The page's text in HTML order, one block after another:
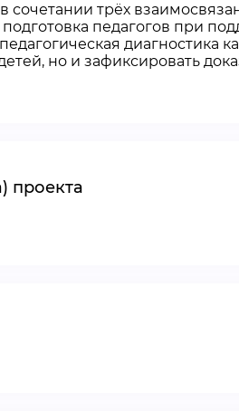
сочетании трёх
педагогов при
диагностика
но и зафиксировать
проекта